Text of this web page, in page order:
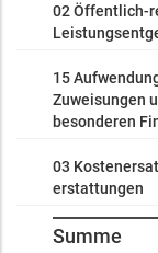
02 Öffentlich-
15
Zuweisungen
besonderen
03
erstattungen
Summe